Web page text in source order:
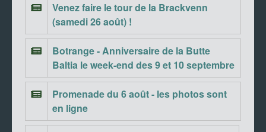
Venez faire le tour de la Brackvenn
(samedi 26 août) !
Botrange - Anniversaire de la Butte
Baltia le week-end des 9 et 10 septembre
Promenade du 6 août - les photos sont
en ligne